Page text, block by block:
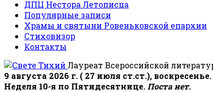
ДПЦ Нестора Летописца
Популярные записи
Храмы и святыни Ровеньковской епархии
Стиховизор
Контакты
Лауреат Всероссийской
9 августа 2026 г. ( 27 июля ст.ст.), воскресенье.
Неделя 10-я по Пятидесятнице. Поста нет.